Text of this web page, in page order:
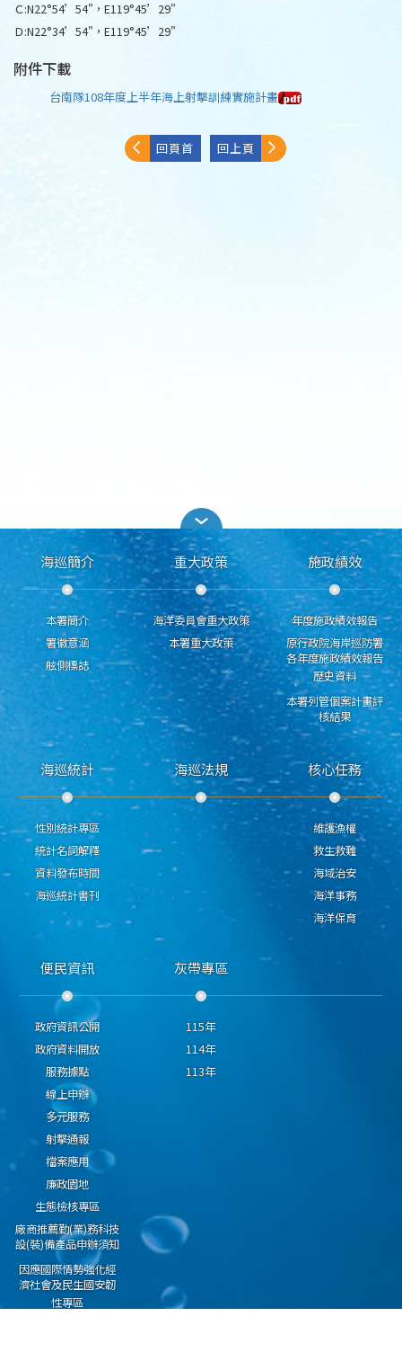
Ｃ:N22°54’54"，E119°45’29"
Ｄ:N22°34’54"，E119°45’29"
附件下載
台南隊108年度上半年海上射擊訓練實施計畫
回頁首 回上頁
海巡簡介
本署簡介
署徽意涵
舷側標誌
重大政策
海洋委員會重大政策
本署重大政策
施政績效
年度施政績效報告
原行政院海岸巡防署
各年度施政績效報告
歷史資料
本署列管個案計畫評
核結果
海巡統計
性別統計專區
統計名詞解釋
資料發布時間
海巡統計書刊
海巡法規 核心任務
維護漁權
救生救難
海域治安
海洋事務
海洋保育
便民資訊
政府資訊公開
政府資料開放
服務據點
線上申辦
多元服務
射擊通報
檔案應用
廉政園地
生態檢核專區
廠商推薦勤(業)務科技
設(裝)備產品申辦須知
因應國際情勢強化經
濟社會及民生國安韌
性專區
灰帶專區
115年
114年
113年